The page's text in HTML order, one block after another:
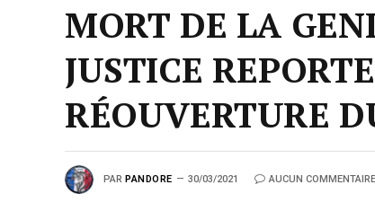
MORT DE LA
JUSTICE
RÉOUVERTURE
PAR PANDORE 30/03/2021 AUCUN COMMENTAIRE